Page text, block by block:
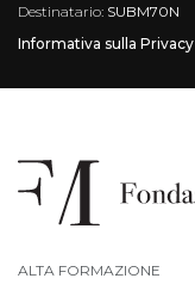
Destinatario: SUBM70N
Informativa sulla Privacy
ALTA FORMAZIONE